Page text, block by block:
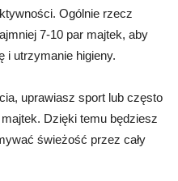
Ogólnie rzecz
7-10 par majtek, aby
i utrzymanie higieny.
uprawiasz sport lub często
Dzięki temu będziesz
świeżość przez cały